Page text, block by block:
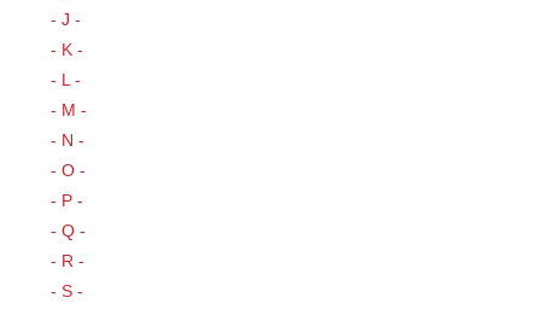
- J -
- K -
- L -
- M -
- N -
- O -
- P -
- Q -
- R -
- S -